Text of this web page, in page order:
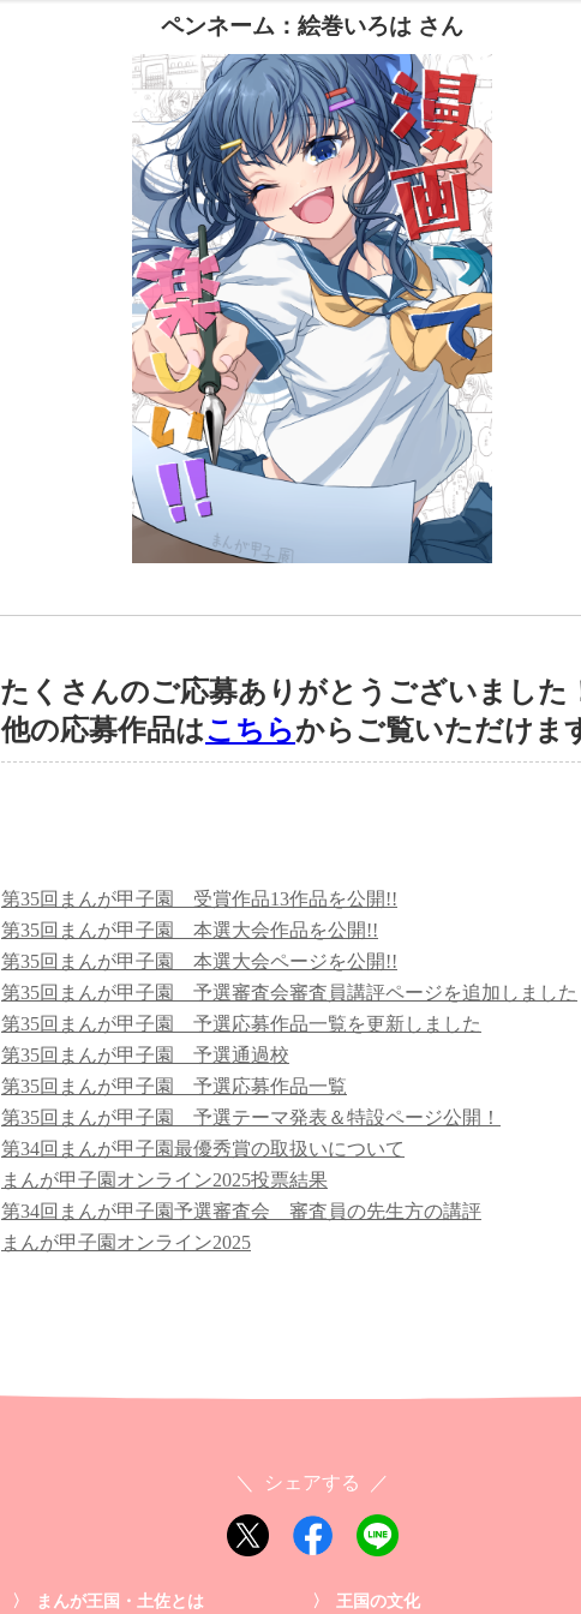
ペンネーム：絵巻いろは さん
たくさんのご応募ありがとうございました
他の応募作品はこちらからご覧いただけま
第35回まんが甲子園 受賞作品13作品を公開!!
第35回まんが甲子園 本選大会作品を公開!!
第35回まんが甲子園 本選大会ページを公開!!
第35回まんが甲子園 予選審査会審査員講評ページを追加しました
第35回まんが甲子園 予選応募作品一覧を更新しました
第35回まんが甲子園 予選通過校
第35回まんが甲子園 予選応募作品一覧
第35回まんが甲子園 予選テーマ発表＆特設ページ公開！
第34回まんが甲子園最優秀賞の取扱いについて
まんが甲子園オンライン2025投票結果
第34回まんが甲子園予選審査会 審査員の先生方の講評
まんが甲子園オンライン2025
シェアする
まんが王国・土佐とは 王国の文化